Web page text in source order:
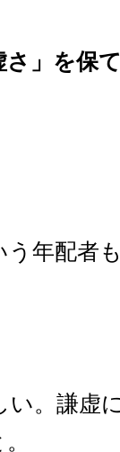
さ」を保
年配者
。謙虚